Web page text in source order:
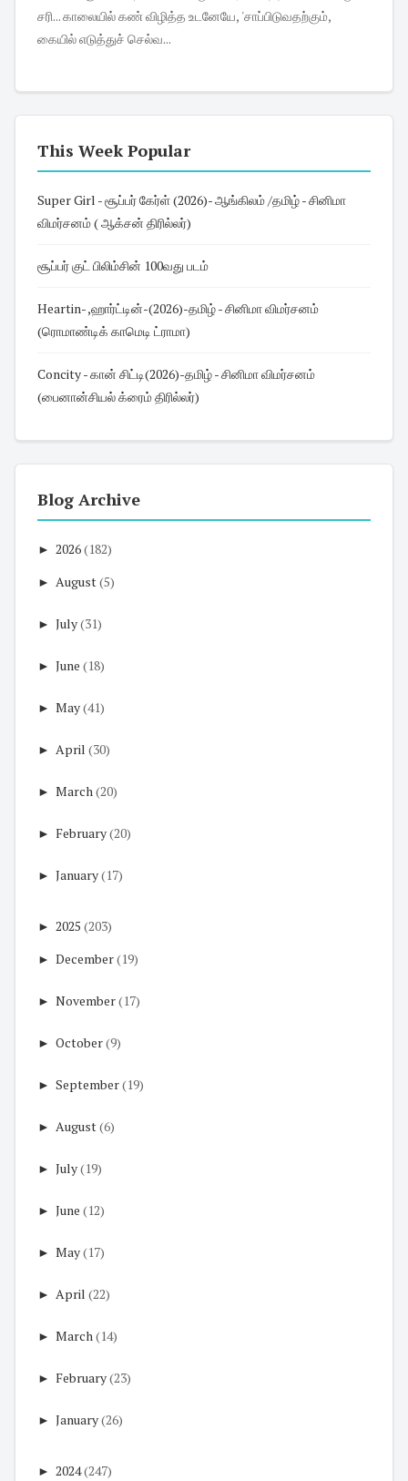
சரி... காலையில் கண் விழித்த உடனேயே, 'சாப்பிடுவதற்கும்,
கையில் எடுத்துச் செல்வ...
This Week Popular
Super Girl - சூப்பர் கேர்ள் (2026)- ஆங்கிலம் /தமிழ் - சினிமா
விமர்சனம் ( ஆக்சன் திரில்லர்)
சூப்பர் குட் பிலிம்சின் 100வது படம்
Heartin- ,ஹார்ட்டின்-(2026)-தமிழ் - சினிமா விமர்சனம்
(ரொமாண்டிக் காமெடி ட்ராமா)
Concity - கான் சிட்டி(2026)-தமிழ் - சினிமா விமர்சனம்
(பைனான்சியல் க்ரைம் திரில்லர்)
Blog Archive
► 2026(182)
► August(5)
► July(31)
► June (18)
► May(41)
► April (30)
► March(20)
► February(20)
► January(17)
► 2025 (203)
► December(19)
► November(17)
► October(9)
► September(19)
► August(6)
► July(19)
► June (12)
► May(17)
► April (22)
► March(14)
► February(23)
► January(26)
► 2024(247)